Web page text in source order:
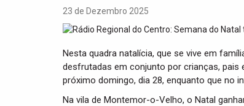
23 de Dezembro 2025
Nesta quadra natalícia, que se vive em
desfrutadas em conjunto por crianças,
próximo domingo, dia 28, enquanto que no
Na vila de Montemor-o-Velho, o Natal